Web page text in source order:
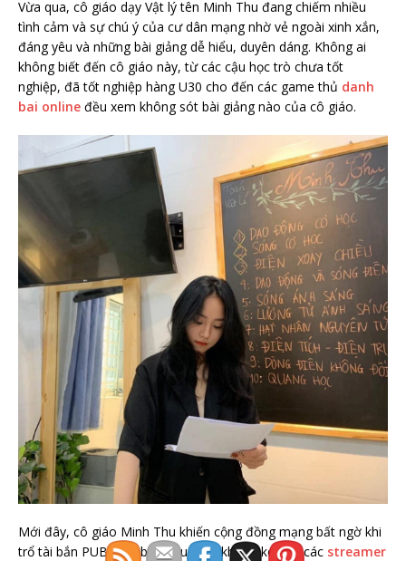
Vừa qua, cô giáo dạy Vật lý tên Minh Thu đang chiếm nhiều
tình cảm và sự chú ý của cư dân mạng nhờ vẻ ngoài xinh xắn,
đáng yêu và những bài giảng dễ hiểu, duyên dáng. Không ai
không biết đến cô giáo này, từ các cậu học trò chưa tốt
nghiệp, đã tốt nghiệp hàng U30 cho đến các game thủ danh
bai online đều xem không sót bài giảng nào của cô giáo.
Mới đây, cô giáo Minh Thu khiến cộng đồng mạng bất ngờ khi
trổ tài bắn PUBG Mobile siêu đỉnh không kém gì các streamer